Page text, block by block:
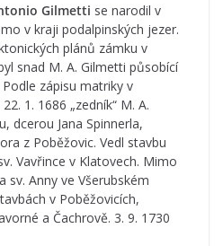
Gilmetti se narodil v
v kraji podalpinských jezer.
plánů zámku v
snad M. A. Gilmetti působící
zápisu matriky v
1. 1686 „zedník“ M. A.
dcerou Jana Spinnerla,
z Poběžovic. Vedl stavbu
Vavřince v Klatovech. Mimo
Anny ve Všerubském
v Poběžovicích,
a Čachrově. 3. 9. 1730